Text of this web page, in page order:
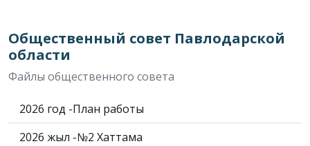
Общественный совет Павлодарской
области
Файлы общественного совета
2026 год -План работы
2026 жыл -№2 Хаттама